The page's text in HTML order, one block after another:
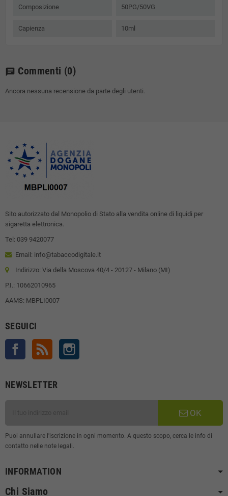
Composizione 50PG/50VG
Capienza 10ml
chat Commenti (0)
Ancora nessuna recensione da parte degli utenti.
Sito autorizzato dal Monopolio di Stato alla vendita online di liquidi per
sigaretta elettronica.
Tel: 039 9420077
Email: info@tabaccodigitale.it
Indirizzo: Via della Moscova 40/4 - 20127 - Milano (MI)
P.I.: 10662010965
AAMS: MBPLI0007
SEGUICI
Facebook Rss
NEWSLETTER
OK
Puoi annullare l'iscrizione in ogni momento. A questo scopo, cerca le info di
contatto nelle note legali.
INFORMATION
Chi Siamo